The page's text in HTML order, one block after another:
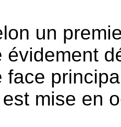
un
évidement
face
mise en